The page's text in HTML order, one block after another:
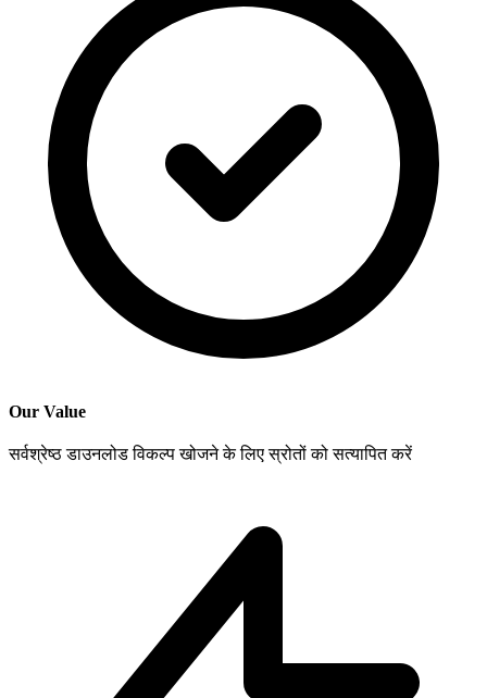
Our Value
सर्वश्रेष्ठ डाउनलोड विकल्प खोजने के लिए स्रोतों को सत्यापित करें